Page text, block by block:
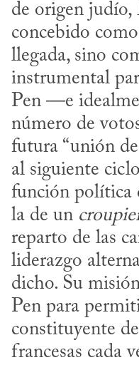
de origen judío,
concebido
llegada, sino
instrumental
Pen —e
número de
futura “unión de
al siguiente
función política
la de un
reparto de las
liderazgo
dicho. Su
Pen para
constituyente
francesas cada